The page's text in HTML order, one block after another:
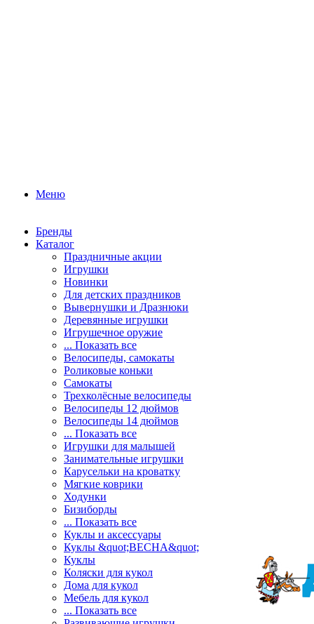
Меню
Бренды
Каталог
Праздничные акции
Игрушки
Новинки
Для детских праздников
Вывернушки и Дразнюки
Деревянные игрушки
Игрушечное оружие
... Показать все
Велосипеды, самокаты
Роликовые коньки
Самокаты
Трехколёсные велосипеды
Велосипеды 12 дюймов
Велосипеды 14 дюймов
... Показать все
Игрушки для малышей
Занимательные игрушки
Карусельки на кроватку
Мягкие коврики
Ходунки
Бизиборды
... Показать все
Куклы и аксессуары
Куклы &quot;ВЕСНА&quot;
Куклы
Коляски для кукол
Дома для кукол
Мебель для кукол
... Показать все